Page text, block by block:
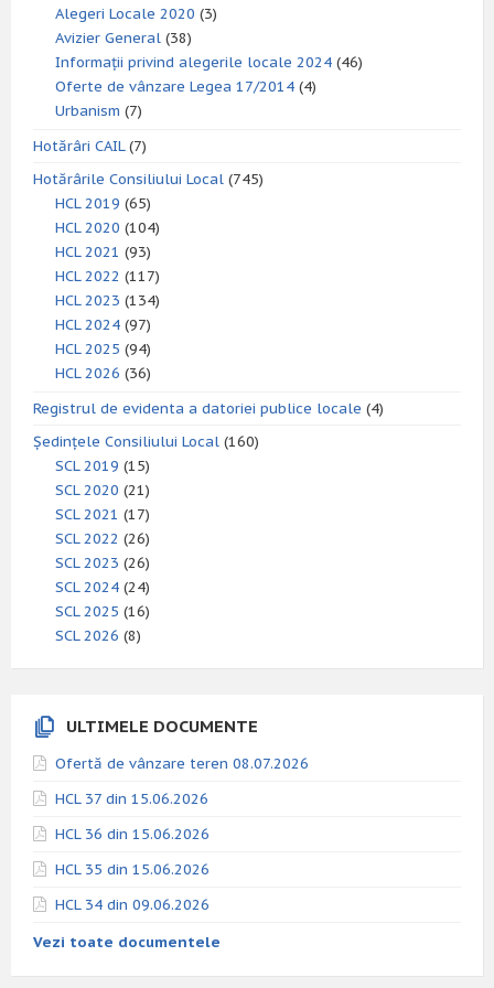
Alegeri Locale 2020 (3)
Avizier General (38)
Informații privind alegerile locale 2024 (46)
Oferte de vânzare Legea 17/2014 (4)
Urbanism (7)
Hotărâri CAIL(7)
Hotărârile Consiliului Local (745)
HCL 2019 (65)
HCL 2020 (104)
HCL 2021 (93)
HCL 2022 (117)
HCL 2023 (134)
HCL 2024 (97)
HCL 2025 (94)
HCL 2026 (36)
Registrul de evidenta a datoriei publice locale (4)
Ședințele Consiliului Local (160)
SCL 2019 (15)
SCL 2020 (21)
SCL 2021 (17)
SCL 2022 (26)
SCL 2023 (26)
SCL 2024 (24)
SCL 2025 (16)
SCL 2026 (8)
ULTIMELE DOCUMENTE
Ofertă de vânzare teren 08.07.2026
HCL 37 din 15.06.2026
HCL 36 din 15.06.2026
HCL 35 din 15.06.2026
HCL 34 din 09.06.2026
Vezi toate documentele